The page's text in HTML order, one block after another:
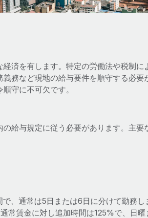
済を有します。特定の労働法や税制に
務など現地の給与要件を順守する必要
守に不可欠です。
給与規定に従う必要があります。主要
、通常は5日または6日に分けて勤務し
常賃金に対し追加時間は125%で、日曜